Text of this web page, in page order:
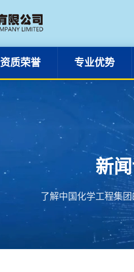
资质荣誉 专业优势
资质荣誉
新
了解中国化学工程集